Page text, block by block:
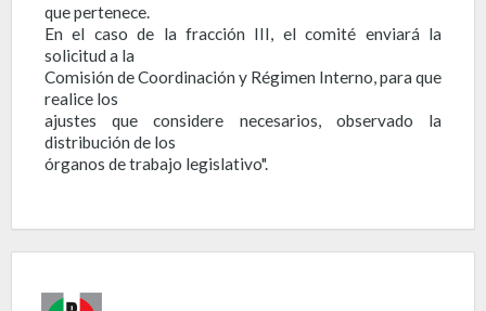
que pertenece.
En el caso de la fracción III, el comité enviará la
solicitud a la
Comisión de Coordinación y Régimen Interno, para que
realice los
ajustes que considere necesarios, observado la
distribución de los
órganos de trabajo legislativo".